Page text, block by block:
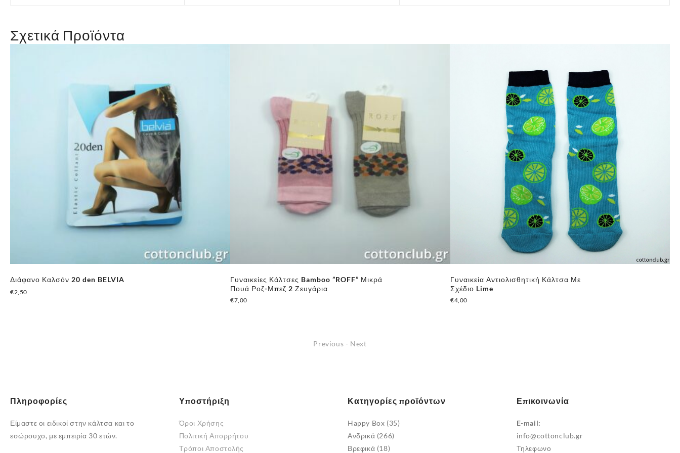
Σχετικά Προϊόντα
Διάφανο Καλσόν 20 den BELVIA
€2,50
μπορούν
να
Γυναικείες Κάλτσες Bamboo ”ROFF” Μικρά
Πουά Ροζ-Μπεζ 2 Ζευγάρια
€7,00
Γυναικεία Αντιολισθητική Κάλτσα Με
Σχέδιο Lime
€4,00
Previous - Next
Πληροφορίες
Είμαστε οι ειδικοί στην κάλτσα και το
εσώρουχο, με εμπειρία 30 ετών.
Υποστήριξη
Όροι Χρήσης
Πολιτική Απορρήτου
Τρόποι Αποστολής
Κατηγορίες προϊόντων
Happy Box (35)
Ανδρικά (266)
Βρεφικά (18)
Επικοινωνία
E-mail:
info@cottonclub.gr
Τηλεφωνο